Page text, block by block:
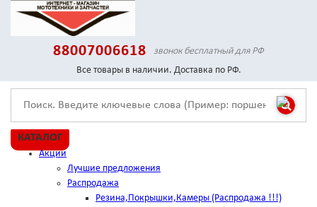
88007006618
звонок бесплатный для РФ
Все товары в наличии. Доставка по РФ.
КАТАЛОГ
Акции
Лучшие предложения
Распродажа
Резина,Покрышки,Камеры (Распродажа !!!)